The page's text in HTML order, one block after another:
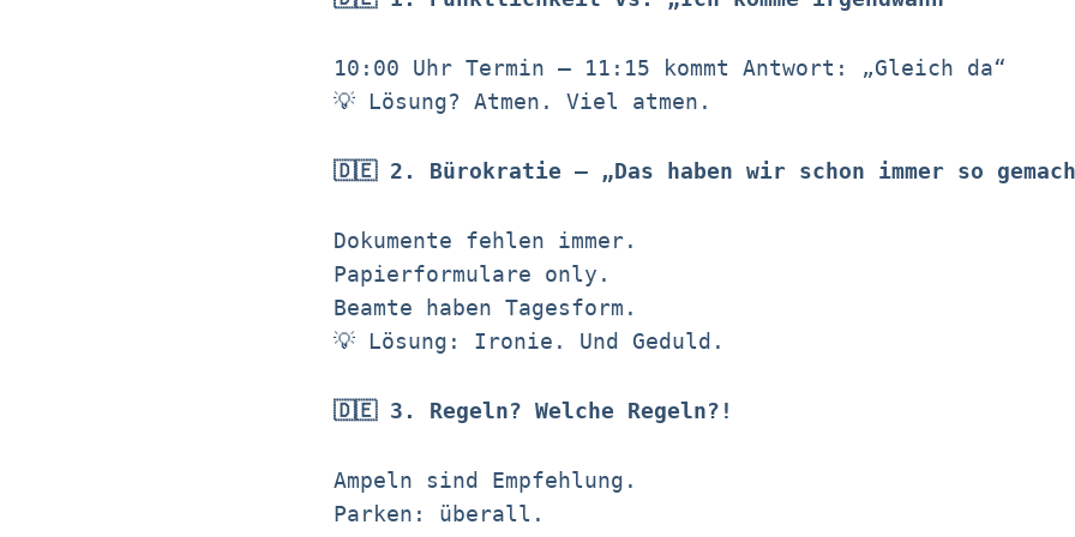
10:00 Uhr Termin – 11:15 kommt Antwort: „Gleich da“
💡 Lösung? Atmen. Viel atmen.
🇩🇪 2. Bürokratie – „Das haben wir schon immer so
Dokumente fehlen immer.
Papierformulare only.
Beamte haben Tagesform.
💡 Lösung: Ironie. Und Geduld.
🇩🇪 3. Regeln? Welche Regeln?!
Ampeln sind Empfehlung.
Parken: überall.